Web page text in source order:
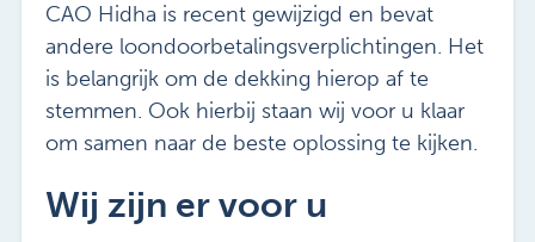
CAO Hidha is recent gewijzigd en bevat
andere loondoorbetalingsverplichtingen. Het
is belangrijk om de dekking hierop af te
stemmen. Ook hierbij staan wij voor u klaar
om samen naar de beste oplossing te kijken.
Wij zijn er voor u